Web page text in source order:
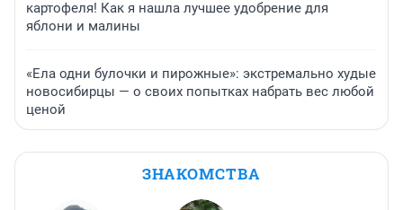
картофеля! Как я нашла лучшее удобрение для
яблони и малины
«Ела одни булочки и пирожные»: экстремально худые
новосибирцы — о своих попытках набрать вес любой
ценой
ЗНАКОМСТВА